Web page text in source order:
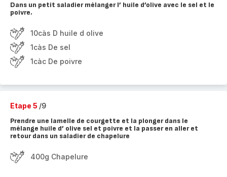
Dans un petit saladier mélanger l’ huile d’olive avec le sel et le
poivre.
10càs D huile d olive
1càs De sel
1càc De poivre
Etape 5 /9
Prendre une lamelle de courgette et la plonger dans le
mélange huile d’ olive sel et poivre et la passer en aller et
retour dans un saladier de chapelure
400g Chapelure